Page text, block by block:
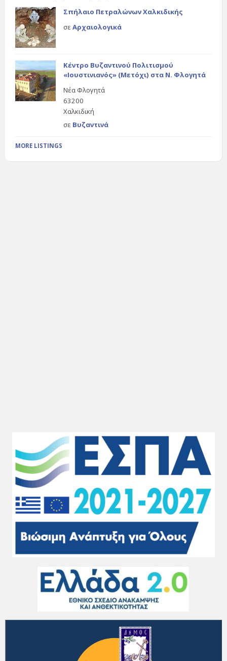
Σπήλαιο Πετραλώνων Χαλκιδικής
σε Αρχαιολογικά
Κέντρο Βυζαντινού Πολιτισμού
«Ιουστινιανός» (Μετόχι) στα Ν. Φλογητά
Νέα Φλογητά
63200
Χαλκιδική
σε Βυζαντινά
MORE LISTINGS